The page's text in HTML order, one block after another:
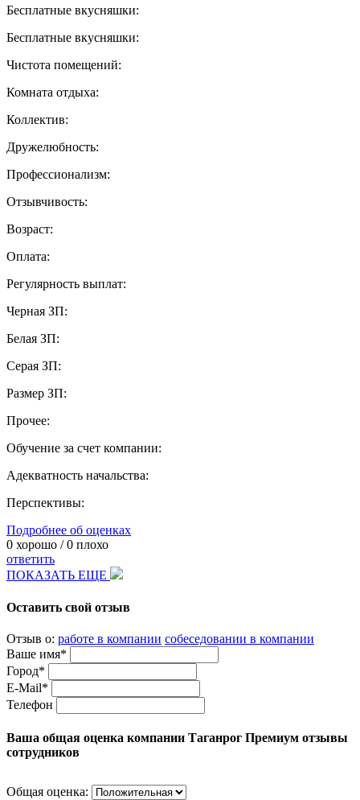
Бесплатные вкусняшки:
Бесплатные вкусняшки:
Чистота помещений:
Комната отдыха:
Коллектив:
Дружелюбность:
Профессионализм:
Отзывчивость:
Возраст:
Оплата:
Регулярность выплат:
Черная ЗП:
Белая ЗП:
Серая ЗП:
Размер ЗП:
Прочее:
Обучение за счет компании:
Адекватность начальства:
Перспективы:
Подробнее об оценках
0 хорошо /0 плохо
ответить
ПОКАЗАТЬ ЕЩЕ
Оставить свой отзыв
Отзыв о: работе в компании собеседовании в компании
Ваше имя*
Город*
E-Mail*
Телефон
Ваша общая оценка компании Таганрог Премиум отзывы
сотрудников
Общая оценка: